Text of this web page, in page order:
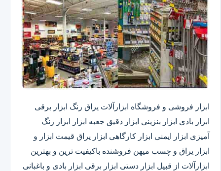
ابزار فروشی و فروشگاه ابزارآلات یراق رنگ ابزار برقی
ابزار بادی ابزار بنزینی ابزار دقیق​ جعبه ابزار ابزار رنگ
آمیزی ابزار ایمنی ابزار کارگاهی ابزار یراق قیمت ابزار و
ابزار یراق و چسب میهن فروشنده باکیفیت ترین و بهترین
ابزارآلات از قبیل ابزار دستی ابزار برقی ابزار بادی و باغبانی